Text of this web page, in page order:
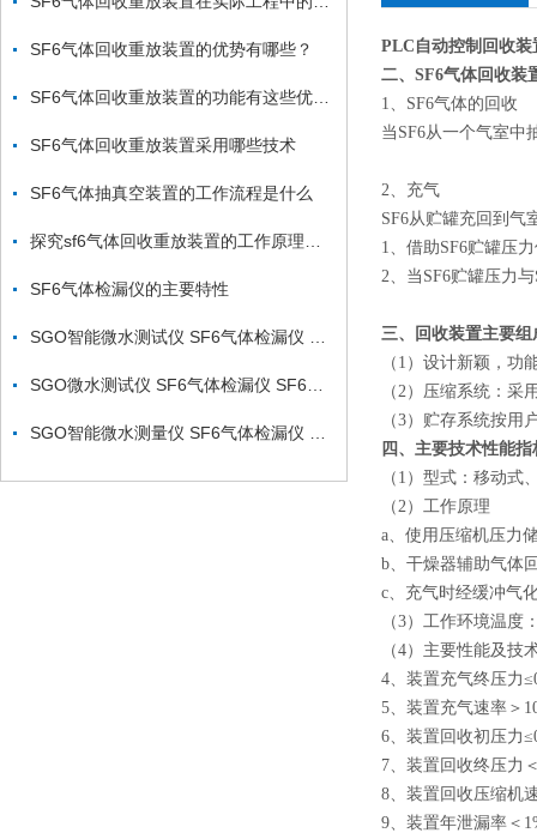
SF6气体回收重放装置的优势有哪些？
SF6气体回收重放装置采用哪些技术
SF6气体抽真空装置的工作流程是什么
SF6气体检漏仪的主要特性
PLC自动控制回收
二、 SF6气体回收装
1、SF6气体的回收
当SF6从一个气室中
2、充气
SF6从贮罐充回到气
1、借助SF6贮罐压
2、当SF6贮罐压力
三、回收装置主要
（1）设计新颖，功
（2）压缩系统：采
（3）贮存系统按用
四、主要技术性能指
（1）型式：移动式
（2）工作原理
a、使用压缩机压力
b、干燥器辅助气体
c、充气时经缓冲气
（3）工作环境温
（4）主要性能及技
4、装置充气终压力
5、装置充气速率＞
6、装置回收初压力
7、装置回收终压力
8、装置回收压缩机
9、装置年泄漏率＜